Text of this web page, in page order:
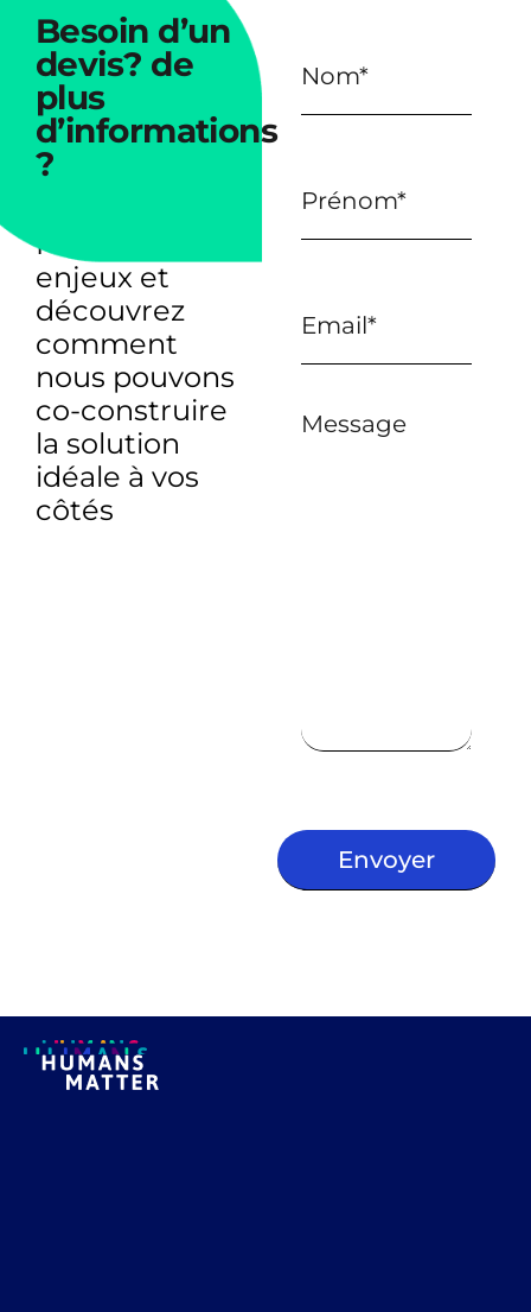
Besoin d’un
devis? de
plus
d’informations
?
Parlons de vos
enjeux et
découvrez
comment
nous pouvons
co-construire
la solution
idéale à vos
côtés
Message